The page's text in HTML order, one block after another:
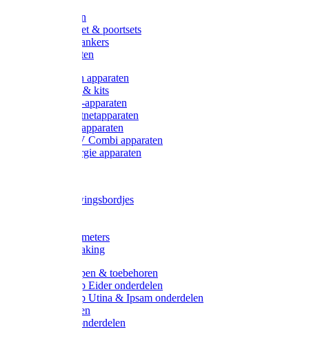
Poortgrepen
Doorgangset & poortsets
Poortgreepankers
Weidepoorten
Onderdelen apparaten
Starter sets & kits
9V Batterij-apparaten
230V Lichtnetapparaten
12V Accu-apparaten
230V / 12V Combi apparaten
Zonne-energie apparaten
Waarschuwingsbordjes
Wegers en meters
Video bewaking
Weidepompen & toebehoren
Weidepomp Eider onderdelen
Weidepomp Utina & Ipsam onderdelen
Drinkbakken
Drinkbak onderdelen